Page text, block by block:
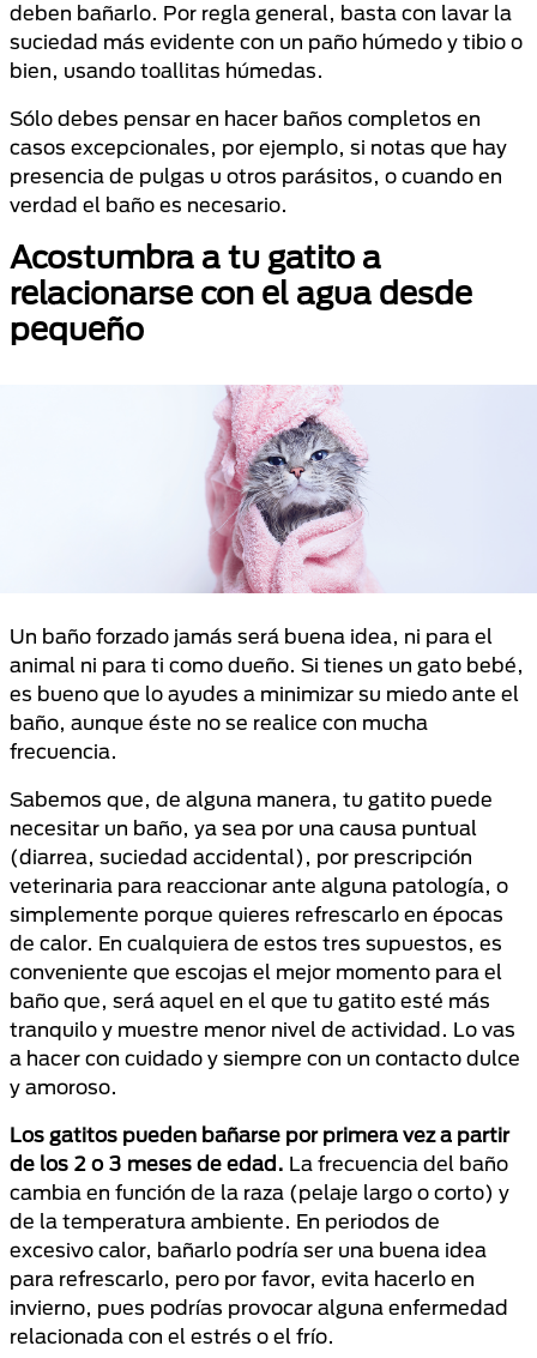
deben bañarlo. Por regla general, basta con lavar la
suciedad más evidente con un paño húmedo y tibio o
bien, usando toallitas húmedas.
Sólo debes pensar en hacer baños completos en
casos excepcionales, por ejemplo, si notas que hay
presencia de pulgas u otros parásitos, o cuando en
verdad el baño es necesario.
Acostumbra a tu gatito a
relacionarse con el agua desde
pequeño
Un baño forzado jamás será buena idea, ni para el
animal ni para ti como dueño. Si tienes un gato bebé,
es bueno que lo ayudes a minimizar su miedo ante el
baño, aunque éste no se realice con mucha
frecuencia.
Sabemos que, de alguna manera, tu gatito puede
necesitar un baño, ya sea por una causa puntual
(diarrea, suciedad accidental), por prescripción
veterinaria para reaccionar ante alguna patología, o
simplemente porque quieres refrescarlo en épocas
de calor. En cualquiera de estos tres supuestos, es
conveniente que escojas el mejor momento para el
baño que, será aquel en el que tu gatito esté más
tranquilo y muestre menor nivel de actividad. Lo vas
a hacer con cuidado y siempre con un contacto dulce
y amoroso.
Los gatitos pueden bañarse por primera vez a partir
de los 2 o 3 meses de edad. La frecuencia del baño
cambia en función de la raza (pelaje largo o corto) y
de la temperatura ambiente. En periodos de
excesivo calor, bañarlo podría ser una buena idea
para refrescarlo, pero por favor, evita hacerlo en
invierno, pues podrías provocar alguna enfermedad
relacionada con el estrés o el frío.